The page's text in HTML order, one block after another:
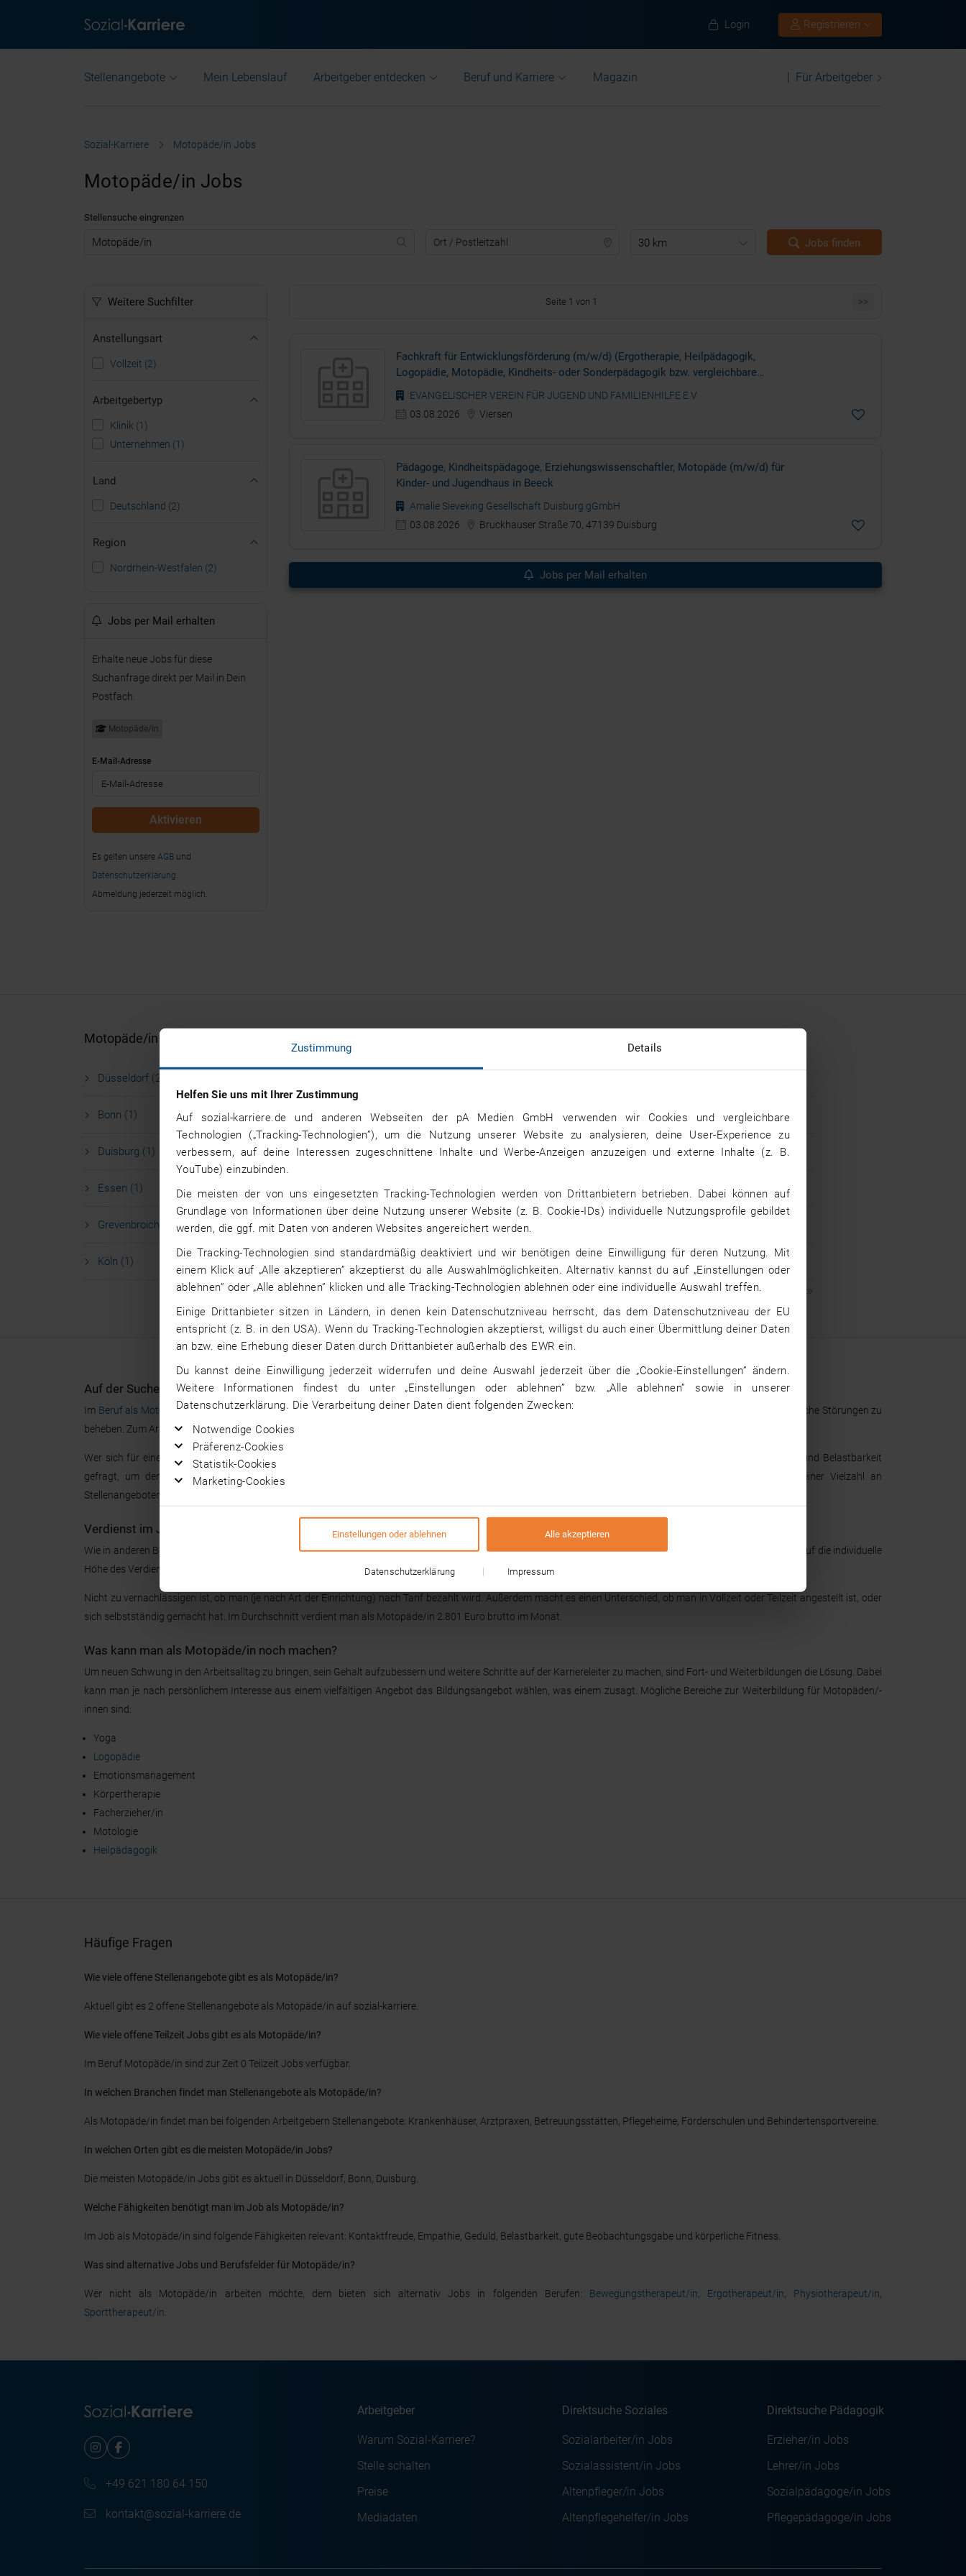
Zustimmung Details
Helfen Sie uns mit Ihrer Zustimmung
Auf sozial-karriere.de und anderen Webseiten der pA Medien GmbH verwenden wir Cookies und vergleichbare
Technologien („Tracking-Technologien”), um die Nutzung unserer Website zu analysieren, deine User-Experience zu
verbessern, auf deine Interessen zugeschnittene Inhalte und Werbe-Anzeigen anzuzeigen und externe Inhalte (z. B.
YouTube) einzubinden.
Die meisten der von uns eingesetzten Tracking-Technologien werden von Drittanbietern betrieben. Dabei können auf
Grundlage von Informationen über deine Nutzung unserer Website (z. B. Cookie-IDs) individuelle Nutzungsprofile gebildet
werden, die ggf. mit Daten von anderen Websites angereichert werden.
Die Tracking-Technologien sind standardmäßig deaktiviert und wir benötigen deine Einwilligung für deren Nutzung. Mit
einem Klick auf „Alle akzeptieren” akzeptierst du alle Auswahlmöglichkeiten. Alternativ kannst du auf „Einstellungen oder
ablehnen” oder „Alle ablehnen” klicken und alle Tracking-Technologien ablehnen oder eine individuelle Auswahl treffen.
Einige Drittanbieter sitzen in Ländern, in denen kein Datenschutzniveau herrscht, das dem Datenschutzniveau der EU
entspricht (z. B. in den USA). Wenn du Tracking-Technologien akzeptierst, willigst du auch einer Übermittlung deiner Daten
an bzw. eine Erhebung dieser Daten durch Drittanbieter außerhalb des EWR ein.
Du kannst deine Einwilligung jederzeit widerrufen und deine Auswahl jederzeit über die „Cookie-Einstellungen” ändern.
Weitere Informationen findest du unter „Einstellungen oder ablehnen” bzw. „Alle ablehnen” sowie in unserer
Datenschutzerklärung. Die Verarbeitung deiner Daten dient folgenden Zwecken:
Notwendige Cookies
Präferenz-Cookies
Statistik-Cookies
Marketing-Cookies
Einstellungen oder ablehnen Alle akzeptieren
Datenschutzerklärung Impressum
Login Registrieren
Stellenangebote Mein Lebenslauf Arbeitgeber entdecken Beruf und Karriere Magazin Für Arbeitgeber
Sozial-Karriere Motopäde/in Jobs
Motopäde/in Jobs
Stellensuche eingrenzen
30 km Jobs finden
Weitere Suchfilter
Anstellungsart
Vollzeit (2)
Arbeitgebertyp
Klinik (1)
Unternehmen (1)
Land
Deutschland (2)
Region
Nordrhein-Westfalen (2)
Jobs per Mail erhalten
Erhalte neue Jobs für diese
Suchanfrage direkt per Mail in Dein
Postfach.
Motopäde/in
E-Mail-Adresse
Es gelten unsere AGB und
Datenschutzerklärung.
Abmeldung jederzeit möglich.
>>
Seite 1 von 1
Fachkraft für Entwicklungsförderung (m/w/d) (Ergotherapie, Heilpädagogik,
Logopädie, Motopädie, Kindheits- oder Sonderpädagogik bzw. vergleichbare
Qualifikation)
EVANGELISCHER VEREIN FÜR JUGEND UND FAMILIENHILFE E V
03.08.2026
Viersen
Pädagoge, Kindheitspädagoge, Erziehungswissenschaftler, Motopäde (m/w/d) für
Kinder- und Jugendhaus in Beeck
Amalie Sieveking Gesellschaft Duisburg gGmbH
03.08.2026
Bruckhauser Straße 70, 47139 Duisburg
Jobs per Mail erhalten
Motopäde/in Jobs nach Stadt
Düsseldorf (2)
Bonn (1)
Duisburg (1)
Essen (1)
Grevenbroich (1)
Köln (1)
mehr
Baden-Württemberg (0)
Bayern (0)
Berlin (0)
Brandenburg (0)
Bremen (0)
Auf der Suche nach Jobs als Motopäde/in?
Im Beruf als Motopäde/intherapiert man Patienten/innen mithilfe des Konzepts der Psychomotorik. Dabei behandelt man psychische Probleme dadurch, motorische Störungen zu
beheben. Zum Arbeitsalltag gehört es, Übungen durchzuführen, Dokumentation zu führen und Beratungsgespräche abzuhalten.
Wer sich für eine Tätigkeit als Motopäde/in interessiert, sollte neben Kontaktfreude und Empathie auch körperliche Fitness mitbringen. Außerdem sind Geduld und Belastbarkeit
gefragt, um den Arbeitsalltag zu meistern. Eine gute Beobachtungsgabe ist als Motopäde/in essentiell. Wer diese Voraussetzungen erfüllt, kann aus einer Vielzahl an
Stellenangeboten auswählen.
Verdienst im Job als Motopäde/in
Wie in anderen Berufen auch, lässt sich das Gehalt als Motopäde/innicht pauschal festlegen. Dies ist dadurch zu erklären, dass mehrere Faktoren einen Einfluss auf die individuelle
Höhe des Verdiensts nehmen. Neben dem Alter und Geschlecht spielt auch das Bundesland, in dem man wohnt, eine Rolle.
Nicht zu vernachlässigen ist, ob man (je nach Art der Einrichtung) nach Tarif bezahlt wird. Außerdem macht es einen Unterschied, ob man in Vollzeit oder Teilzeit angestellt ist, oder
sich selbstständig gemacht hat. Im Durchschnitt verdient man als Motopäde/in 2.801 Euro brutto im Monat.
Was kann man als Motopäde/in noch machen?
Um neuen Schwung in den Arbeitsalltag zu bringen, sein Gehalt aufzubessern und weitere Schritte auf der Karriereleiter zu machen, sind Fort- und Weiterbildungen die Lösung. Dabei
kann man je nach persönlichem Interesse aus einem vielfältigen Angebot das Bildungsangebot wählen, was einem zusagt. Mögliche Bereiche zur Weiterbildung für Motopäden/-
innen sind:
Yoga
Logopädie
Emotionsmanagement
Körpertherapie
Facherzieher/in
Motologie
Heilpädagogik
Häufige Fragen
Wie viele offene Stellenangebote gibt es als Motopäde/in?
Aktuell gibt es 2 offene Stellenangebote als Motopäde/in auf sozial-karriere.
Wie viele offene Teilzeit Jobs gibt es als Motopäde/in?
Im Beruf Motopäde/in sind zur Zeit 0 Teilzeit Jobs verfügbar.
In welchen Branchen findet man Stellenangebote als Motopäde/in?
Als Motopäde/in findet man bei folgenden Arbeitgebern Stellenangebote: Krankenhäuser, Arztpraxen, Betreuungsstätten, Pflegeheime, Förderschulen und Behindertensportvereine.
In welchen Orten gibt es die meisten Motopäde/in Jobs?
Die meisten Motopäde/in Jobs gibt es aktuell in Düsseldorf, Bonn, Duisburg.
Welche Fähigkeiten benötigt man im Job als Motopäde/in?
Im Job als Motopäde/in sind folgende Fähigkeiten relevant: Kontaktfreude, Empathie, Geduld, Belastbarkeit, gute Beobachtungsgabe und körperliche Fitness.
Was sind alternative Jobs und Berufsfelder für Motopäde/in?
Wer nicht als Motopäde/in arbeiten möchte, dem bieten sich alternativ Jobs in folgenden Berufen: Bewegungstherapeut/in Ergotherapeut/in Physiotherapeut/in
Sporttherapeut/in
+49 621 180 64 150
kontakt@sozial-karriere.de
Arbeitgeber
Warum Sozial-Karriere?
Stelle schalten
Preise
Mediadaten
Direktsuche Soziales
Sozialarbeiter/in Jobs
Sozialassistent/in Jobs
Altenpfleger/in Jobs
Altenpflegehelfer/in Jobs
Direktsuche Pädagogik
Erzieher/in Jobs
Lehrer/in Jobs
Sozialpädagoge/in Jobs
Pflegepädagoge/in Jobs